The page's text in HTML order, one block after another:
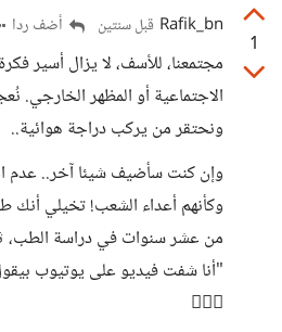
1
Rafik_bn قبل سنتين أضف ردا
مجتمعنا، للأسف، لا يزال أسير
الاجتماعية أو المظهر الخارجي.
ونحتقر من يركب دراجة هوائية..
وإن كنت سأضيف شيئا آخر.. عدم
وكأنهم أعداء الشعب! تخيلي أنك
من عشر سنوات في دراسة الطب،
"أنا شفت فيديو على يوتيوب
🤦🏻‍♂️